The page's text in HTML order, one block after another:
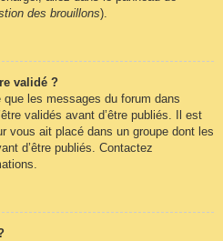
des brouillons).
validé ?
que les messages du forum dans
validés avant d’être publiés. Il est
vous ait placé dans un groupe dont les
d’être publiés. Contactez